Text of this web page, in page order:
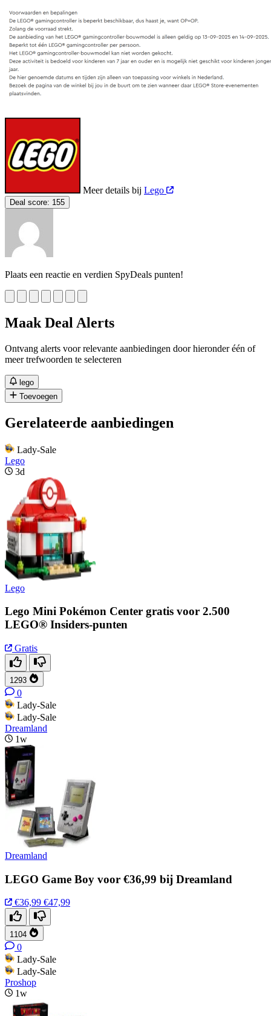
Meer details bij Lego
Deal score: 155
Plaats een reactie en verdien SpyDeals punten!
Maak Deal Alerts
Ontvang alerts voor relevante aanbiedingen door hieronder één of
meer trefwoorden te selecteren
lego
Toevoegen
Gerelateerde aanbiedingen
Lady-Sale
Lego
3d
Lego
Lego Mini Pokémon Center gratis voor 2.500
LEGO® Insiders-punten
Gratis
1293
0
Lady-Sale
Lady-Sale
Dreamland
1w
Dreamland
LEGO Game Boy voor €36,99 bij Dreamland
€36,99 €47,99
1104
0
Lady-Sale
Lady-Sale
Proshop
1w